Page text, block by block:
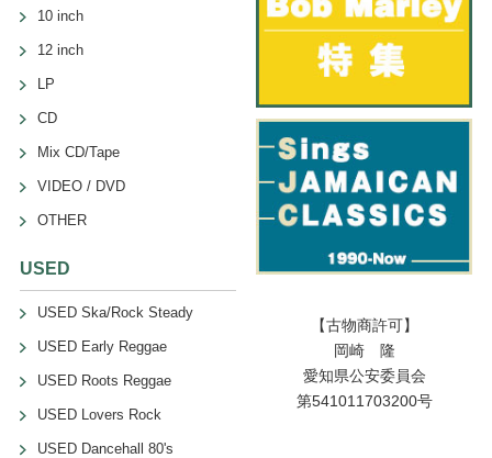
10 inch
12 inch
LP
CD
Mix CD/Tape
VIDEO / DVD
OTHER
USED
USED Ska/Rock Steady
USED Early Reggae
USED Roots Reggae
USED Lovers Rock
USED Dancehall 80's
【古物商許可】
岡崎 隆
愛知県公安委員会
第541011703200号